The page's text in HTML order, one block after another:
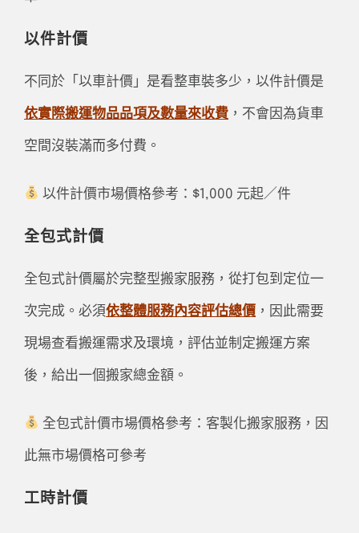
以件計價
不同於「以車計價」是看整車裝多少，以件計價是
依實際搬運物品品項及數量來收費 ，不會因為貨車
空間沒裝滿而多付費。
以件計價市場價格參考：$1,000 元起／件
全包式計價
全包式計價屬於完整型搬家服務，從打包到定位一
次完成。必須依整體服務內容評估總價 ，因此需要
現場查看搬運需求及環境，評估並制定搬運方案
後，給出一個搬家總金額。
全包式計價市場價格參考：客製化搬家服務，因
此無市場價格可參考
工時計價